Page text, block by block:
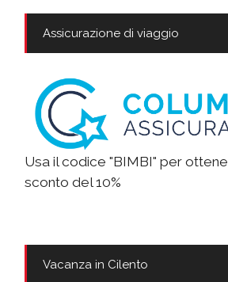
Assicurazione di viaggio
Usa il codice "BIMBI" per
sconto del 10%
Vacanza in Cilento